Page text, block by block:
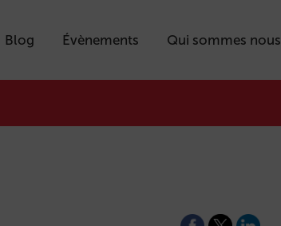
Blog Évènements Qui sommes nous